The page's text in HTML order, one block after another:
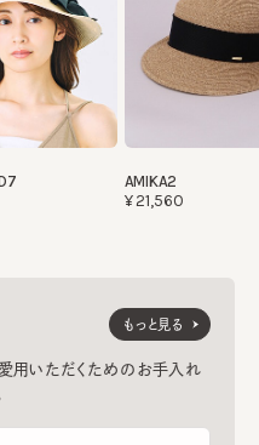
AMIKA2
¥21,560
用いただくためのお手入れ
もっと見る